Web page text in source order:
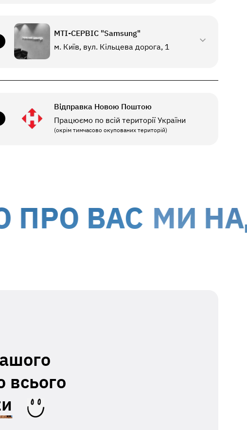
МТI-СЕРВІС "Samsung"
м. Київ, вул. Кільцева дорога, 1
Відправка Новою Поштою
Працюємо по всій території України
(окрім тимчасово окупованих територій)
ВАСМИ
всього